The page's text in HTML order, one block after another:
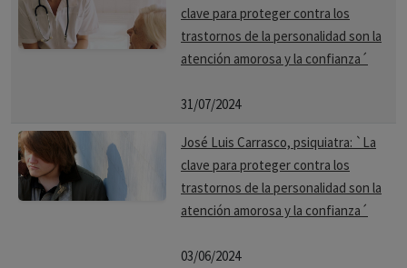
clave para proteger contra los
trastornos de la personalidad son la
atención amorosa y la confianza´
31/07/2024
José Luis Carrasco, psiquiatra: `La
clave para proteger contra los
trastornos de la personalidad son la
atención amorosa y la confianza´
03/06/2024